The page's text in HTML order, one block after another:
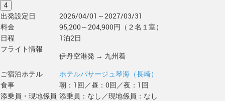
4
出発設定日
2026/04/01～2027/03/31
料金
95,200～204,900円（２名１室）
日程
1泊2日
フライト情報
伊丹空港発 → 九州着
ご宿泊ホテル
ホテルパサージュ琴海（長崎）
食事
朝：1回／昼：0回／夜：1回
添乗員・現地係員 添乗員：なし／現地係員：なし